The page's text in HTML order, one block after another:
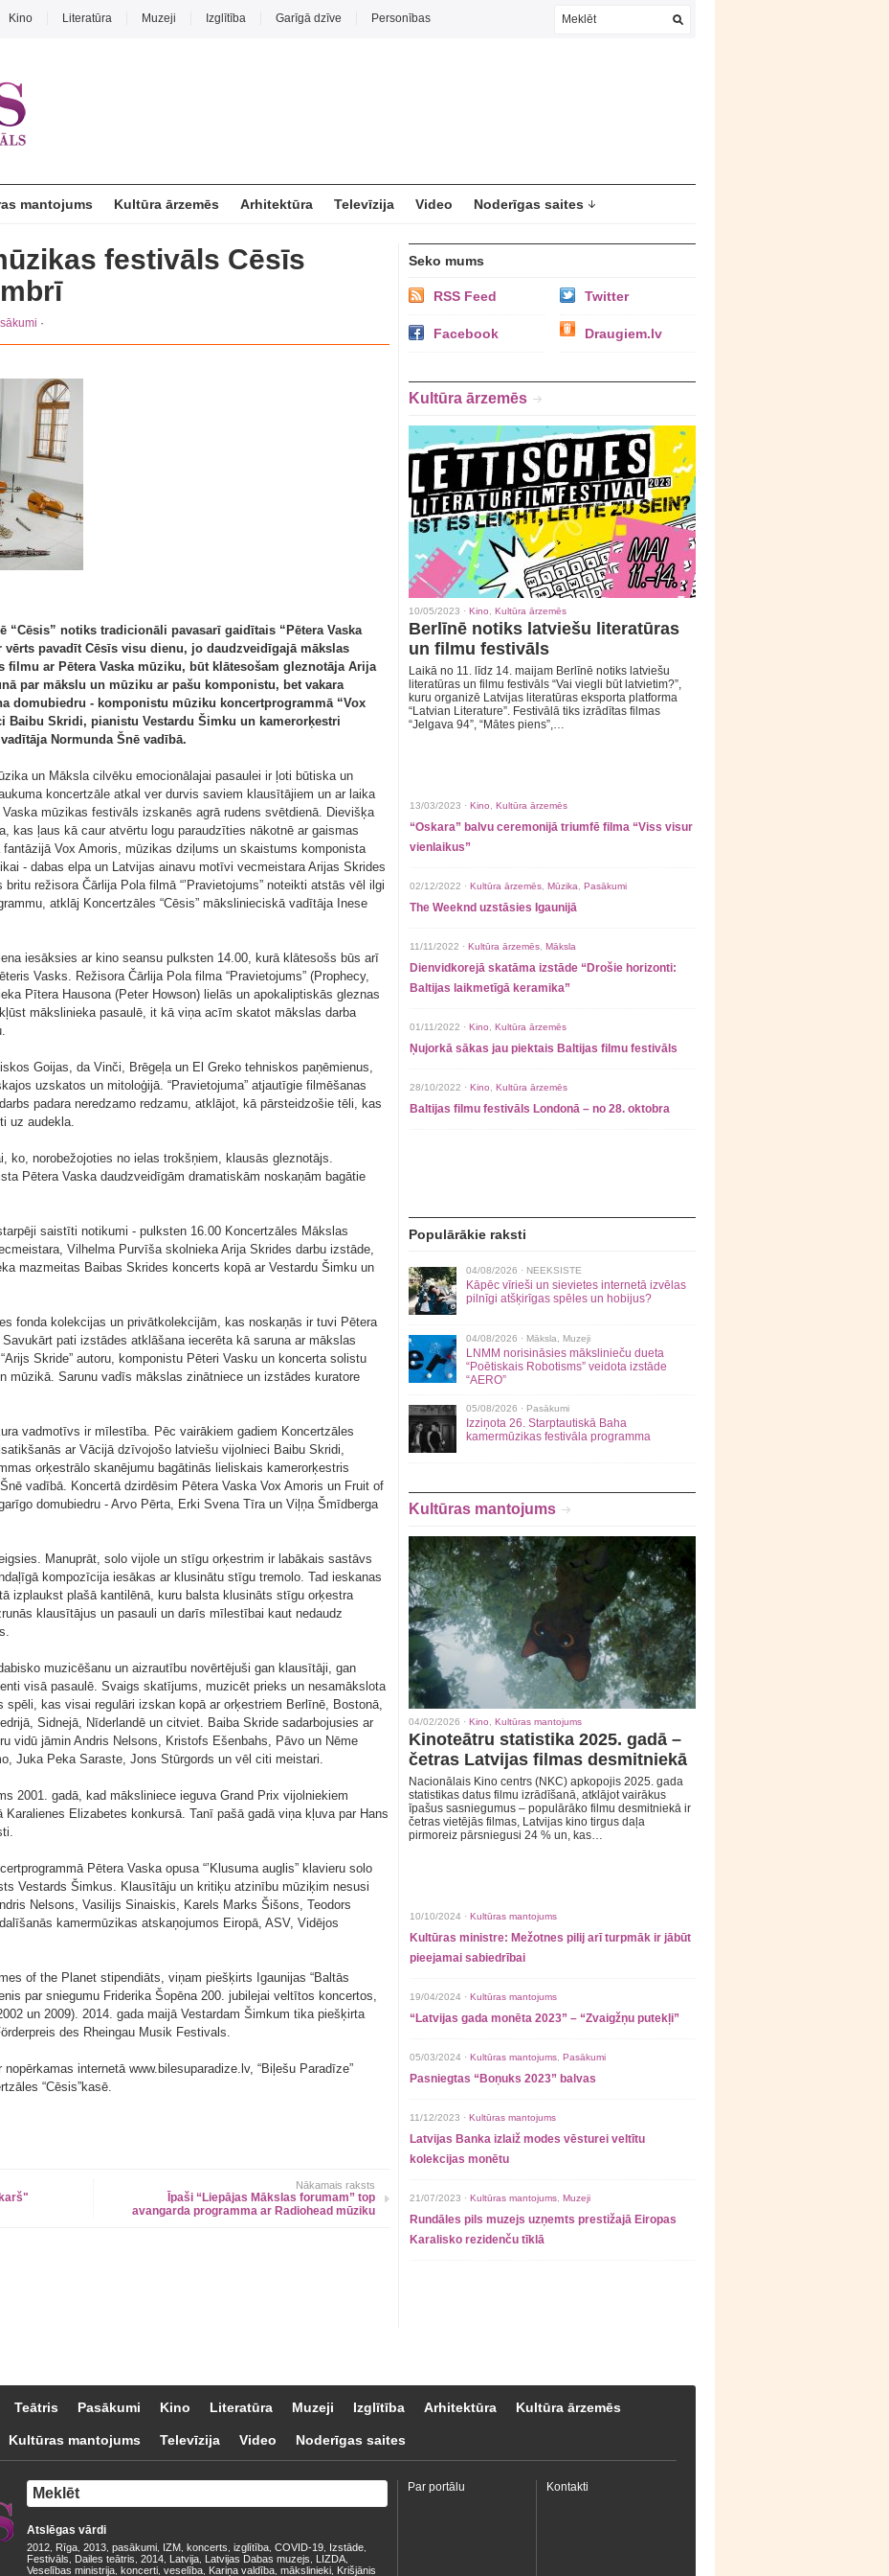
Kino Literatūra Muzeji Izglītība Garīgā dzīve Personības
mantojums Kultūra ārzemēs Arhitektūra Televīzija Video Noderīgas saites
festivāls Cēsīs
·
“Cēsis” notiks tradicionāli pavasarī gaidītais “Pētera Vaska
pavadīt Cēsīs visu dienu, jo daudzveidīgajā mākslas
filmu ar Pētera Vaska mūziku, būt klātesošam gleznotāja Arija
par mākslu un mūziku ar pašu komponistu, bet vakara
domubiedru - komponistu mūziku koncertprogrammā “Vox
Skridi, pianistu Vestardu Šimku un kamerorķestri
Normunda Šnē vadībā.
un Māksla cilvēku emocionālajai pasaulei ir ļoti būtiska un
koncertzāle atkal ver durvis saviem klausītājiem un ar laika
mūzikas festivāls izskanēs agrā rudens svētdienā. Dievišķa
kas ļaus kā caur atvērtu logu paraudzīties nākotnē ar gaismas
Vox Amoris, mūzikas dziļums un skaistums komponista
- dabas elpa un Latvijas ainavu motīvi vecmeistara Arijas Skrides
režisora Čārlija Pola filmā “’Pravietojums” noteikti atstās vēl ilgi
atklāj Koncertzāles “Cēsis” mākslinieciskā vadītāja Inese
iesāksies ar kino seansu pulksten 14.00, kurā klātesošs būs arī
Vasks. Režisora Čārlija Pola filma “Pravietojums” (Prophecy,
Pītera Hausona (Peter Howson) lielās un apokaliptiskās gleznas
mākslinieka pasaulē, it kā viņa acīm skatot mākslas darba
Goijas, da Vinči, Brēgeļa un El Greko tehniskos paņēmienus,
uzskatos un mitoloģijā. “Pravietojuma” atjautīgie filmēšanas
padara neredzamo redzamu, atklājot, kā pārsteidzošie tēli, kas
uz audekla.
ko, norobežojoties no ielas trokšņiem, klausās gleznotājs.
Pētera Vaska daudzveidīgām dramatiskām noskaņām bagātie
saistīti notikumi - pulksten 16.00 Koncertzāles Mākslas
Vilhelma Purvīša skolnieka Arija Skrides darbu izstāde,
mazmeitas Baibas Skrides koncerts kopā ar Vestardu Šimku un
fonda kolekcijas un privātkolekcijām, kas noskaņās ir tuvi Pētera
pati izstādes atklāšana iecerēta kā saruna ar mākslas
Skride” autoru, komponistu Pēteri Vasku un koncerta solistu
mūzikā. Sarunu vadīs mākslas zinātniece un izstādes kuratore
vadmotīvs ir mīlestība. Pēc vairākiem gadiem Koncertzāles
ar Vācijā dzīvojošo latviešu vijolnieci Baibu Skridi,
orķestrālo skanējumu bagātinās lieliskais kamerorķestris
vadībā. Koncertā dzirdēsim Pētera Vaska Vox Amoris un Fruit of
domubiedru - Arvo Pērta, Erki Svena Tīra un Viļņa Šmīdberga
Manuprāt, solo vijole un stīgu orķestrim ir labākais sastāvs
kompozīcija iesākas ar klusinātu stīgu tremolo. Tad ieskanas
izplaukst plašā kantilēnā, kuru balsta klusināts stīgu orķestra
klausītājus un pasauli un darīs mīlestībai kaut nedaudz
muzicēšanu un aizrautību novērtējuši gan klausītāji, gan
visā pasaulē. Svaigs skatījums, muzicēt prieks un nesamākslota
spēli, kas visai regulāri izskan kopā ar orķestriem Berlīnē, Bostonā,
Sidnejā, Nīderlandē un citviet. Baiba Skride sadarbojusies ar
vidū jāmin Andris Nelsons, Kristofs Ešenbahs, Pāvo un Nēme
Juka Peka Saraste, Jons Stūrgords un vēl citi meistari.
2001. gadā, kad māksliniece ieguva Grand Prix vijolniekiem
Elizabetes konkursā. Tanī pašā gadā viņa kļuva par Hans
Pētera Vaska opusa “’Klusuma auglis” klavieru solo
Vestards Šimkus. Klausītāju un kritiķu atzinību mūziķim nesusi
Nelsons, Vasilijs Sinaiskis, Karels Marks Šišons, Teodors
kamermūzikas atskaņojumos Eiropā, ASV, Vidējos
of the Planet stipendiāts, viņam piešķirts Igaunijas “Baltās
par sniegumu Friderika Šopēna 200. jubilejai veltītos koncertos,
un 2009). 2014. gada maijā Vestardam Šimkum tika piešķirta
des Rheingau Musik Festivals.
internetā www.bilesuparadize.lv, “Biļešu Paradīze”
“Cēsis”kasē.
Nākamais raksts
Īpaši “Liepājas Mākslas forumam” top
avangarda programma ar Radiohead mūziku
Seko mums
RSS Feed Twitter
Facebook Draugiem.lv
Kultūra ārzemēs
10/05/2023 · Kino Kultūra ārzemēs
Berlīnē notiks latviešu literatūras
un filmu festivāls
Laikā no 11. līdz 14. maijam Berlīnē notiks latviešu
literatūras un filmu festivāls “Vai viegli būt latvietim?”,
kuru organizē Latvijas literatūras eksporta platforma
“Latvian Literature”. Festivālā tiks izrādītas filmas
“Jelgava 94”, “Mātes piens”,…
13/03/2023 · Kino Kultūra ārzemēs
“Oskara” balvu ceremonijā triumfē filma “Viss visur
vienlaikus”
02/12/2022 · Kultūra ārzemēs Mūzika Pasākumi
The Weeknd uzstāsies Igaunijā
11/11/2022 · Kultūra ārzemēs Māksla
Dienvidkorejā skatāma izstāde “Drošie horizonti:
Baltijas laikmetīgā keramika”
01/11/2022 · Kino Kultūra ārzemēs
Ņujorkā sākas jau piektais Baltijas filmu festivāls
28/10/2022 · Kino Kultūra ārzemēs
Baltijas filmu festivāls Londonā – no 28. oktobra
Populārākie raksti
04/08/2026 · NEEKSISTE
Kāpēc vīrieši un sievietes internetā izvēlas
pilnīgi atšķirīgas spēles un hobijus?
04/08/2026 · Māksla Muzeji
LNMM norisināsies mākslinieču dueta
“Poētiskais Robotisms” veidota izstāde
“AERO”
05/08/2026 · Pasākumi
Izziņota 26. Starptautiskā Baha
kamermūzikas festivāla programma
Kultūras mantojums
04/02/2026 · Kino Kultūras mantojums
Kinoteātru statistika 2025. gadā –
četras Latvijas filmas desmitniekā
Nacionālais Kino centrs (NKC) apkopojis 2025. gada
statistikas datus filmu izrādīšanā, atklājot vairākus
īpašus sasniegumus – populārāko filmu desmitniekā ir
četras vietējās filmas, Latvijas kino tirgus daļa
pirmoreiz pārsniegusi 24 % un, kas…
10/10/2024 · Kultūras mantojums
Kultūras ministre: Mežotnes pilij arī turpmāk ir jābūt
pieejamai sabiedrībai
19/04/2024 · Kultūras mantojums
“Latvijas gada monēta 2023” – “Zvaigžņu putekļi”
05/03/2024 · Kultūras mantojums Pasākumi
Pasniegtas “Boņuks 2023” balvas
11/12/2023 · Kultūras mantojums
Latvijas Banka izlaiž modes vēsturei veltītu
kolekcijas monētu
21/07/2023 · Kultūras mantojums Muzeji
Rundāles pils muzejs uzņemts prestižajā Eiropas
Karalisko rezidenču tīklā
Teātris Pasākumi Kino Literatūra Muzeji Izglītība Arhitektūra Kultūra ārzemēs
Kultūras mantojums Televīzija Video Noderīgas saites
Atslēgas vārdi
2012 Rīga 2013 pasākumi IZM koncerts izglītība COVID-19 Izstāde
Festivāls Dailes teātris 2014 Latvija Latvijas Dabas muzejs LIZDA
Veselības ministrija koncerti veselība Kariņa valdība mākslinieki Krišjānis
Par portālu Kontakti